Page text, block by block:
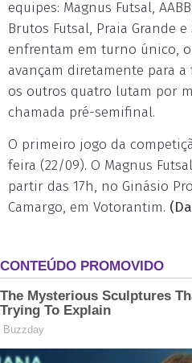
equipes: Magnus Futsal,
Brutos Futsal, Praia Grande e
enfrentam em turno único,
avançam diretamente para
os outros quatro lutam por
chamada pré-semifinal.
O primeiro jogo da
feira (22/09). O Magnus
partir das 17h, no Ginásio
Camargo, em Votorantim.